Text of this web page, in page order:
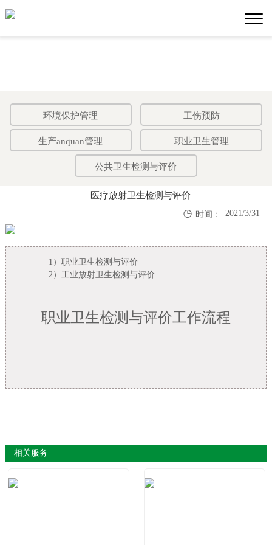
环境保护管理 工伤预防
生产anquan管理 职业卫生管理
公共卫生检测与评价
医疗放射卫生检测与评价
 时间： 2021/3/31
1） 职业卫生检测与评价
2） 工业放射卫生检测与评价
职业卫生检测与评价工作流程
相关服务